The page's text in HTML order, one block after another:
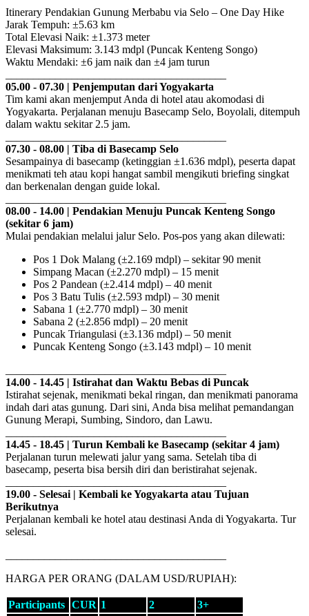
Itinerary Pendakian Gunung Merbabu via Selo – One Day Hike
Jarak Tempuh: ±5.63 km
Total Elevasi Naik: ±1.373 meter
Elevasi Maksimum: 3.143 mdpl (Puncak Kenteng Songo)
Waktu Mendaki: ±6 jam naik dan ±4 jam turun
05.00 - 07.30 | Penjemputan dari Yogyakarta
Tim kami akan menjemput Anda di hotel atau akomodasi di
Yogyakarta. Perjalanan menuju Basecamp Selo, Boyolali, ditempuh
dalam waktu sekitar 2.5 jam.
07.30 - 08.00 | Tiba di Basecamp Selo
Sesampainya di basecamp (ketinggian ±1.636 mdpl), peserta dapat
menikmati teh atau kopi hangat sambil mengikuti briefing singkat
dan berkenalan dengan guide lokal.
08.00 - 14.00 | Pendakian Menuju Puncak Kenteng Songo
(sekitar 6 jam)
Mulai pendakian melalui jalur Selo. Pos-pos yang akan dilewati:
Pos 1 Dok Malang (±2.169 mdpl) – sekitar 90 menit
Simpang Macan (±2.270 mdpl) – 15 menit
Pos 2 Pandean (±2.414 mdpl) – 40 menit
Pos 3 Batu Tulis (±2.593 mdpl) – 30 menit
Sabana 1 (±2.770 mdpl) – 30 menit
Sabana 2 (±2.856 mdpl) – 20 menit
Puncak Triangulasi (±3.136 mdpl) – 50 menit
Puncak Kenteng Songo (±3.143 mdpl) – 10 menit
14.00 - 14.45 | Istirahat dan Waktu Bebas di Puncak
Istirahat sejenak, menikmati bekal ringan, dan menikmati panorama
indah dari atas gunung. Dari sini, Anda bisa melihat pemandangan
Gunung Merapi, Sumbing, Sindoro, dan Lawu.
14.45 - 18.45 | Turun Kembali ke Basecamp (sekitar 4 jam)
Perjalanan turun melewati jalur yang sama. Setelah tiba di
basecamp, peserta bisa bersih diri dan beristirahat sejenak.
19.00 - Selesai | Kembali ke Yogyakarta atau Tujuan
Berikutnya
Perjalanan kembali ke hotel atau destinasi Anda di Yogyakarta. Tur
selesai.
HARGA PER ORANG (DALAM USD/RUPIAH):
Participants CUR 1 2
3+